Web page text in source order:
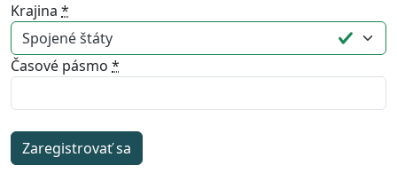
Krajina *
Spojené štáty
Časové pásmo *